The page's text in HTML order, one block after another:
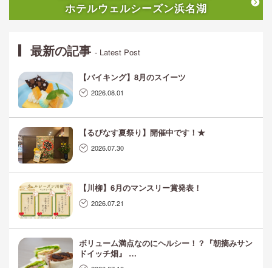
ホテルウェルシーズン浜名湖
最新の記事- Latest Post
【バイキング】8月のスイーツ
2026.08.01
【るぴなす夏祭り】開催中です！★
2026.07.30
【川柳】6月のマンスリー賞発表！
2026.07.21
ボリューム満点なのにヘルシー！？『朝摘みサン
ドイッチ畑』 …